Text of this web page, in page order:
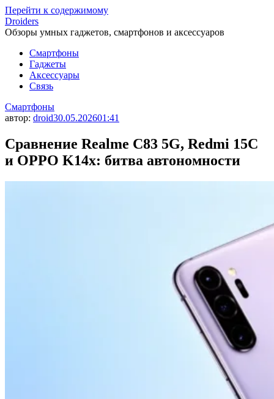
Перейти к содержимому
Droiders
Обзоры умных гаджетов, смартфонов и аксессуаров
Смартфоны
Гаджеты
Аксессуары
Связь
Смартфоны
автор: droid30.05.202601:41
Сравнение Realme C83 5G, Redmi 15C
и OPPO K14x: битва автономности